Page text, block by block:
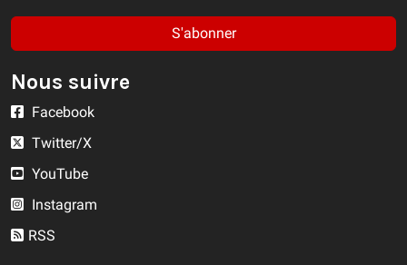
S'abonner
Nous suivre
Facebook
Twitter/X
YouTube
Instagram
RSS